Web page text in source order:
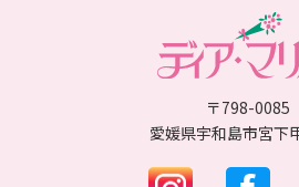
〒798-0085
愛媛県宇和島市宮下